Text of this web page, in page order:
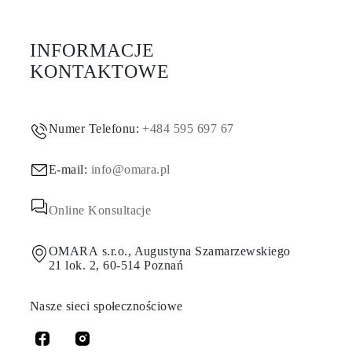
INFORMACJE
KONTAKTOWE
Numer Telefonu:+484 595 697 67
E-mail: info@omara.pl
Online Konsultacje
OMARA s.r.o., Augustyna Szamarzewskiego
21 lok. 2, 60-514 Poznań
Nasze sieci społecznościowe